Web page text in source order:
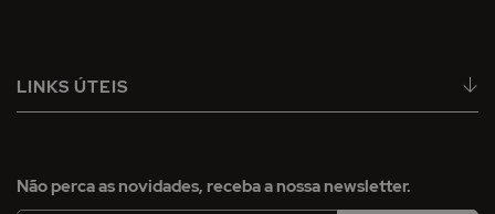
LINKS ÚTEIS
Não perca as novidades, receba a nossa newsletter.